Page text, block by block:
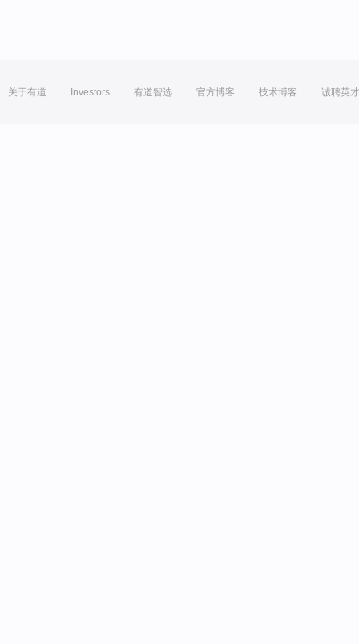
关于有道 Investors 有道智选 官方博客 技术博客 诚聘英才